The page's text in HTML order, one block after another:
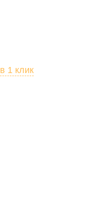
в 1 клик